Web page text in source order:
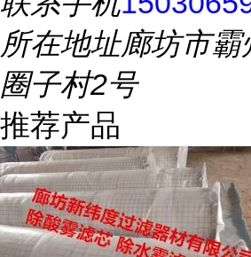
所在地址廊坊市霸
圈子村2号
推荐产品